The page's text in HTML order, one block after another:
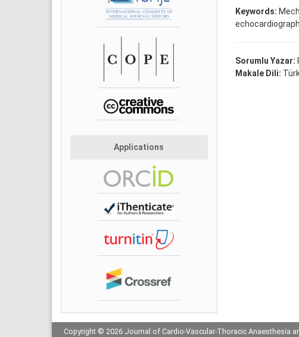
Applications
Keywords:
Sorumlu Yazar:
Makale Dili:
Copyright © 2026 Journal of Cardio-Vascular-Thoracic Anaesthesia